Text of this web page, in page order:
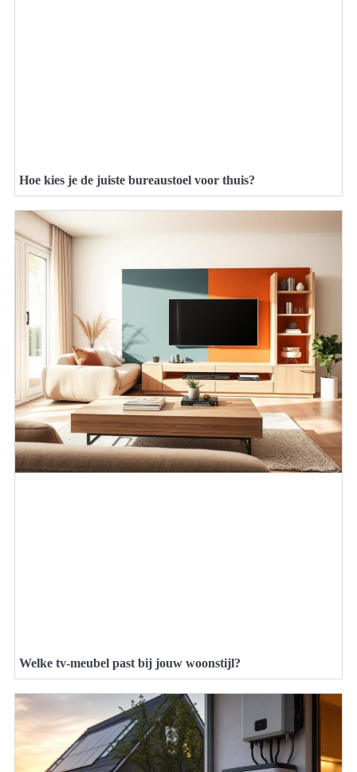
Hoe kies je de juiste bureaustoel voor thuis?
Welke tv-meubel past bij jouw woonstijl?